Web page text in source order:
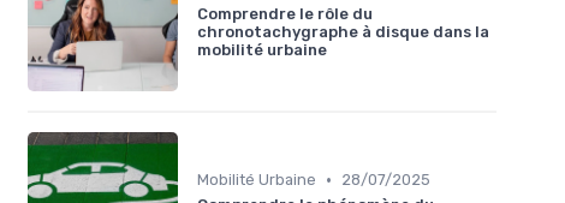
Comprendre le rôle du
chronotachygraphe à disque dans la
mobilité urbaine
Mobilité Urbaine •
28/07/2025